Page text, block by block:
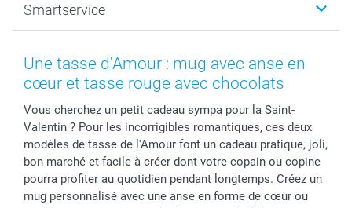
Faire-part & Cartes
Coques smartphone
Stickers & Etiquettes
Dénicheur d'idées cadeau
Naissance & baptême
Fête des Mères
Fête des Pères
Baptême
Toussaint
Rentrée des classes
Saint-Valentin
Vacances
Plan du site
Droit de rétraction
Plaintes
Gestion des cookies
Tarifs
Partenariats & Influence
Investisseurs
Smartservice
Aide
smartbonus
Livraison
Modes de paiement
Grandes quantités
Statut de ma commande
Une tasse d'Amour : mug avec anse en
cœur et tasse rouge avec chocolats
Vous cherchez un petit cadeau sympa pour la Saint-
Valentin ? Pour les incorrigibles romantiques, ces deux
modèles de tasse de l'Amour font un cadeau pratique, joli,
bon marché et facile à créer dont votre copain ou copine
pourra profiter au quotidien pendant longtemps. Créez un
mug personnalisé avec une anse en forme de cœur ou